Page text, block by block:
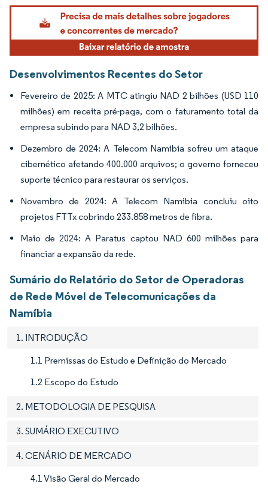
Imagem © Mordor Intelligence. O reuso requer atribuição conforme CC BY 4.0.
Desenvolvimentos Recentes do Setor
Fevereiro de 2025: A MTC atingiu NAD 2 bilhões (USD 110
milhões) em receita pré-paga, com o faturamento total da
empresa subindo para NAD 3,2 bilhões.
Dezembro de 2024: A Telecom Namibia sofreu um ataque
cibernético afetando 400.000 arquivos; o governo forneceu
suporte técnico para restaurar os serviços.
Novembro de 2024: A Telecom Namibia concluiu oito
projetos FTTx cobrindo 233.858 metros de fibra.
Maio de 2024: A Paratus captou NAD 600 milhões para
financiar a expansão da rede.
Sumário do Relatório do Setor de Operadoras
de Rede Móvel de Telecomunicações da
Namíbia
1. INTRODUÇÃO
1.1 Premissas do Estudo e Definição do Mercado
1.2 Escopo do Estudo
2. METODOLOGIA DE PESQUISA
3. SUMÁRIO EXECUTIVO
4. CENÁRIO DE MERCADO
4.1 Visão Geral do Mercado